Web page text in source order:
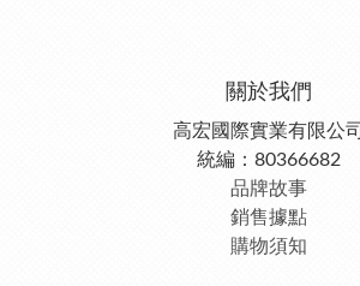
關於我們
高宏國際實業有限公司
統編：80366682
品牌故事
銷售據點
購物須知